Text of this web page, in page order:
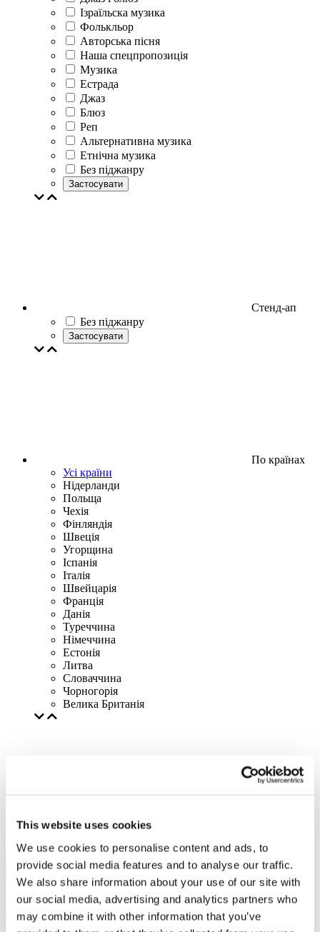
This website uses cookies
We use cookies to personalise content and ads, to
provide social media features and to analyse our traffic.
We also share information about your use of our site with
our social media, advertising and analytics partners who
may combine it with other information that you’ve
Ізраїльска музика
Фолькльор
Авторська пісня
Наша спецпропозиція
Музика
Естрада
Джаз
Блюз
Реп
Альтернативна музика
Етнічна музика
Без піджанру
Застосувати
Стенд-ап
Без піджанру
Застосувати
По країнах
Усі країни
Нідерланди
Польща
Чехія
Фінляндія
Швеція
Угорщина
Іспанія
Італія
Швейцарія
Франція
Данія
Туреччина
Німеччина
Естонія
Литва
Словаччина
Чорногорія
Велика Британія